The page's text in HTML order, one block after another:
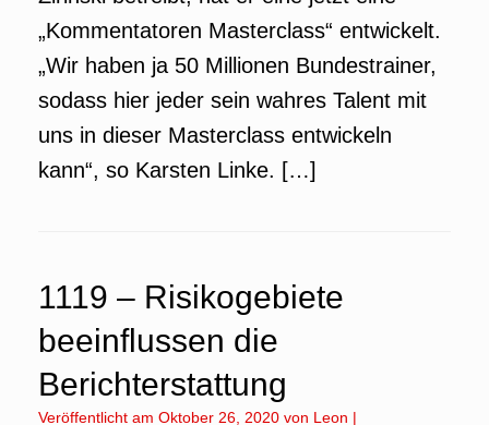
„Kommentatoren Masterclass“ entwickelt.
„Wir haben ja 50 Millionen Bundestrainer,
sodass hier jeder sein wahres Talent mit
uns in dieser Masterclass entwickeln
kann“, so Karsten Linke. […]
1119 – Risikogebiete
beeinflussen die
Berichterstattung
Veröffentlicht am Oktober 26, 2020 von Leon |